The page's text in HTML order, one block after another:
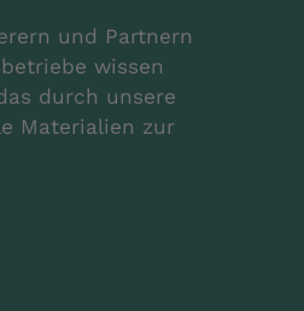
und Partnern
wissen
durch unsere
Materialien zur